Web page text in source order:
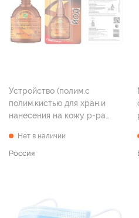
Устройство (полим.с
полим.кистью для хран.и
нанесения на кожу р-ра
Нет в наличии
Россия